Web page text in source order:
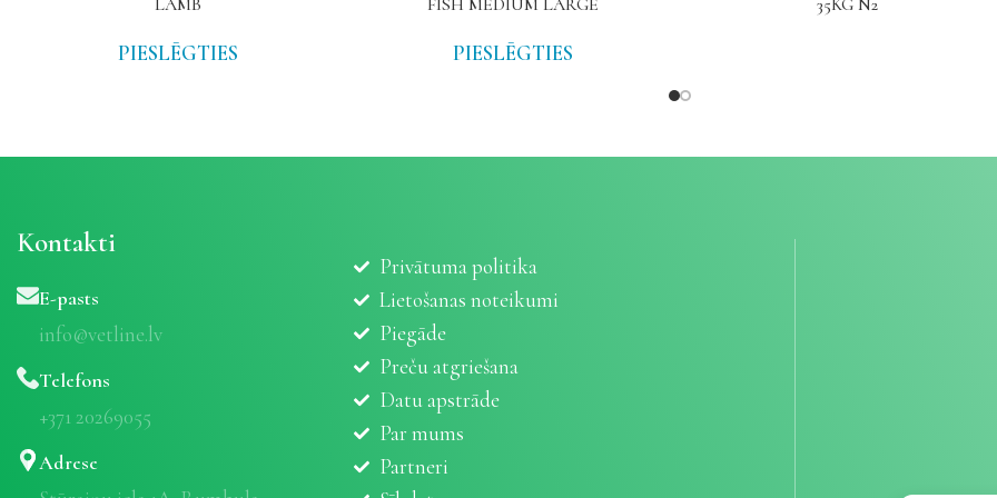
PIESLĒGTIES PIESLĒGTIES
Kontakti
E-pasts
info@vetline.lv
Telefons
+371 20269055
Adrese
Privātuma politika
Lietošanas noteikumi
Piegāde
Preču atgriešana
Datu apstrāde
Par mums
Partneri